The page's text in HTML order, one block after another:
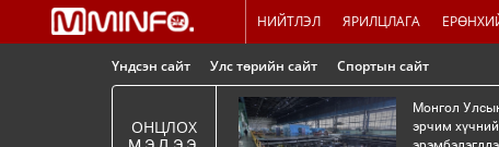
НИЙТЛЭЛ ЯРИЛЦЛАГА
Үндсэн сайт Улс төрийн сайт Спортын сайт
ОНЦЛОХ
Монгол
эрчим